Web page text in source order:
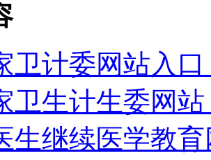
卫计委网站入
卫生计生委网
生继续医学教育